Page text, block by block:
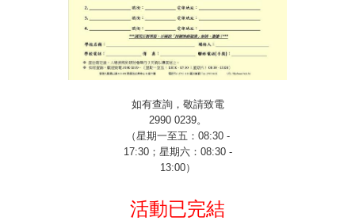
如有查詢，敬請致電
2990 0239。
（星期一至五： 08:30 -
17:30；星期六： 08:30 -
13:00）
活動已完結